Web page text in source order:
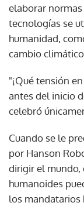
elaborar
tecnologías se
humanidad,
cambio
"¡Qué tensión
antes del inicio
celebró
Cuando se le
por Hanson
dirigir el mundo,
humanoides
los mandatarios